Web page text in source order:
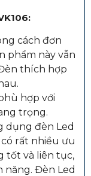
cách đơn
phẩm này vẫn
thích hợp
hợp với
trọng.
dụng đèn Led
rất nhiều ưu
tốt và liên tục,
năng. Đèn Led